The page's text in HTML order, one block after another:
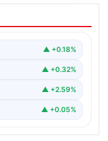
duyurdu!
belli oldu
▲ +0.18%
▲ +0.32%
▲ +2.59%
▲ +0.05%